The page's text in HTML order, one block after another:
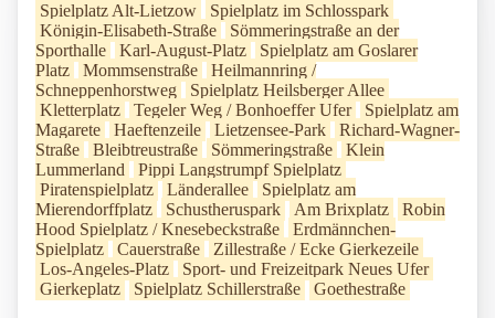
Spielplatz Alt-Lietzow
Spielplatz im Schlosspark
Königin-Elisabeth-Straße
Sömmeringstraße an der
Sporthalle
Karl-August-Platz
Spielplatz am Goslarer
Platz
Mommsenstraße
Heilmannring /
Schneppenhorstweg
Spielplatz Heilsberger Allee
Kletterplatz
Tegeler Weg / Bonhoeffer Ufer
Spielplatz am
Magarete
Haeftenzeile Lietzensee-Park
Richard-Wagner-
Straße
Bleibtreustraße Sömmeringstraße
Klein
Lummerland
Pippi Langstrumpf Spielplatz
Piratenspielplatz
Länderallee
Spielplatz am
Mierendorffplatz
Schustheruspark Am Brixplatz
Robin
Hood Spielplatz / Knesebeckstraße
Erdmännchen-
Spielplatz
Cauerstraße
Zillestraße / Ecke Gierkezeile
Los-Angeles-Platz
Sport- und Freizeitpark Neues Ufer
Gierkeplatz
Spielplatz Schillerstraße Goethestraße